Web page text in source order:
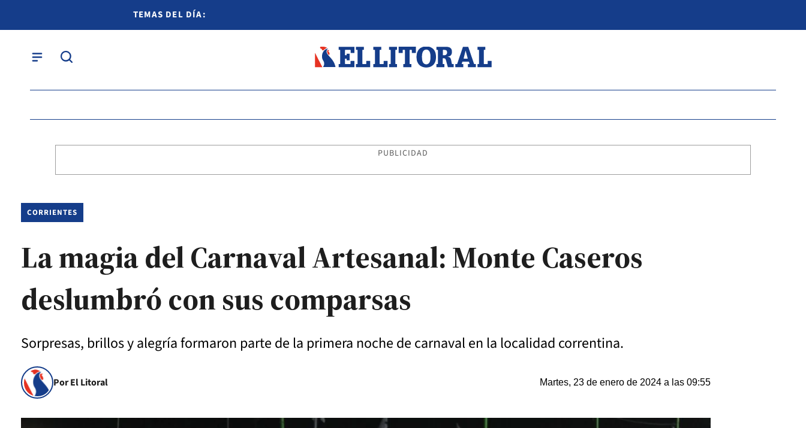
TEMAS DEL DÍA:
PUBLICIDAD
CORRIENTES
La magia del Carnaval Artesanal: Monte Caseros
deslumbró con sus comparsas
Sorpresas, brillos y alegría formaron parte de la primera noche de carnaval en la localidad correntina.
Por El Litoral Martes, 23 de enero de 2024 a las 09:55